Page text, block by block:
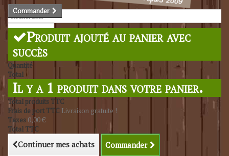
Rechercher
Commander
Produit ajouté au panier avec
succès
Quantité
Total
Il y a 1 produit dans votre panier.
Total produits TTC
Frais de port TTC Livraison gratuite !
Taxes 0,00 €
Total TTC
Continuer mes achats Commander